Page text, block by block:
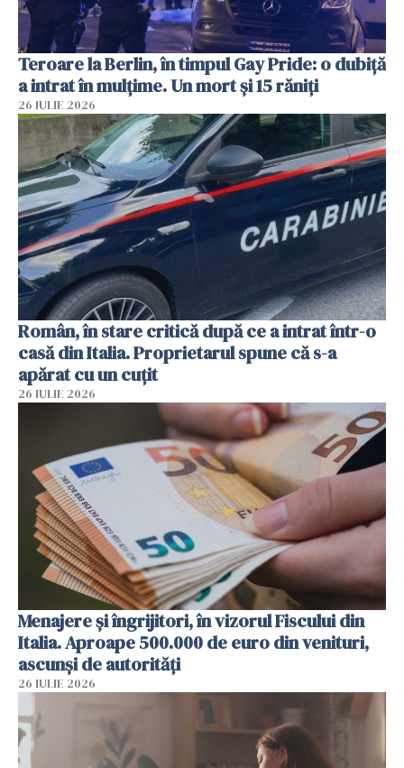
Teroare la Berlin, în timpul Gay Pride: o dubiță
a intrat în mulțime. Un mort și 15 răniți
26 IULIE 2026
Român, în stare critică după ce a intrat într-o
casă din Italia. Proprietarul spune că s-a
apărat cu un cuțit
26 IULIE 2026
Menajere și îngrijitori, în vizorul Fiscului din
Italia. Aproape 500.000 de euro din venituri,
ascunși de autorități
26 IULIE 2026